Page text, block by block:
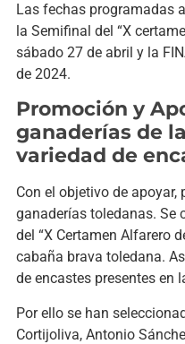
Las fechas programadas
la Semifinal del “X
sábado 27 de abril y la
de 2024.
Promoción y
ganaderías de
variedad de
Con el objetivo de
ganaderías toledanas. Se
del “X Certamen Alfarero
cabaña brava toledana.
de encastes presentes en
Por ello se han
Cortijoliva, Antonio